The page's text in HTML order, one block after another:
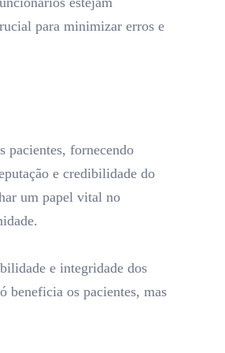
para minimizar erros e
pacientes, fornecendo
e credibilidade do
um papel vital no
e integridade dos
beneficia os pacientes, mas